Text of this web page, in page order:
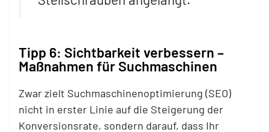
Tipp 6: Sichtbarkeit verbessern –
Maßnahmen für Suchmaschinen
Zwar zielt Suchmaschinenoptimierung (SEO)
nicht in erster Linie auf die Steigerung der
Konversionsrate, sondern darauf, dass Ihr